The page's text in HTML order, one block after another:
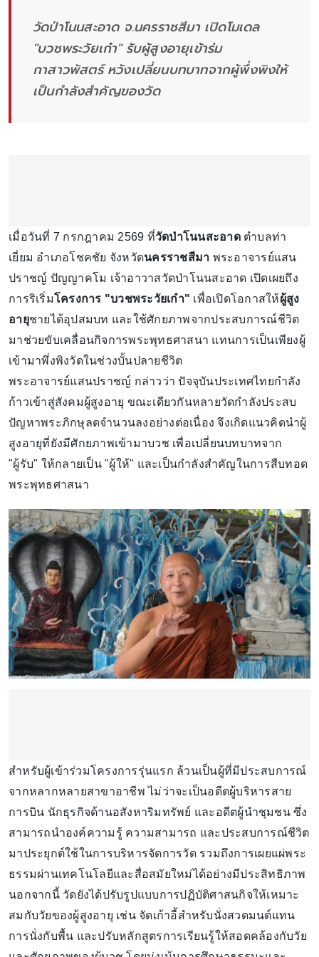
วัดป่าโนนสะอาด จ.นครราชสีมา เปิดโมเดล
"บวชพระวัยเก๋า" รับผู้สูงอายุเข้าร่ม
กาสาวพัสตร์ หวังเปลี่ยนบทบาทจากผู้พึ่งพิงให้
เป็นกำลังสำคัญของวัด
เมื่อวันที่ 7 กรกฎาคม 2569 ที่วัดป่าโนนสะอาดตำบลท่า
เยี่ยม อำเภอโชคชัย จังหวัดนครราชสีมา พระอาจารย์แสน
ปราชญ์ ปัญญาคโม เจ้าอาวาสวัดป่าโนนสะอาด เปิดเผยถึง
การริเริ่มโครงการ "บวชพระวัยเก๋า" เพื่อเปิดโอกาสให้ผู้สูง
อายุชายได้อุปสมบท และใช้ศักยภาพจากประสบการณ์ชีวิต
มาช่วยขับเคลื่อนกิจการพระพุทธศาสนา แทนการเป็นเพียงผู้
เข้ามาพึ่งพิงวัดในช่วงบั้นปลายชีวิต
พระอาจารย์แสนปราชญ์ กล่าวว่า ปัจจุบันประเทศไทยกำลัง
ก้าวเข้าสู่สังคมผู้สูงอายุ ขณะเดียวกันหลายวัดกำลังประสบ
ปัญหาพระภิกษุลดจำนวนลงอย่างต่อเนื่อง จึงเกิดแนวคิดนำผู้
สูงอายุที่ยังมีศักยภาพเข้ามาบวช เพื่อเปลี่ยนบทบาทจาก
"ผู้รับ" ให้กลายเป็น "ผู้ให้" และเป็นกำลังสำคัญในการสืบทอด
พระพุทธศาสนา
สำหรับผู้เข้าร่วมโครงการรุ่นแรก ล้วนเป็นผู้ที่มีประสบการณ์
จากหลากหลายสาขาอาชีพ ไม่ว่าจะเป็นอดีตผู้บริหารสาย
การบิน นักธุรกิจด้านอสังหาริมทรัพย์ และอดีตผู้นำชุมชน ซึ่ง
สามารถนำองค์ความรู้ ความสามารถ และประสบการณ์ชีวิต
มาประยุกต์ใช้ในการบริหารจัดการวัด รวมถึงการเผยแผ่พระ
ธรรมผ่านเทคโนโลยีและสื่อสมัยใหม่ได้อย่างมีประสิทธิภาพ
นอกจากนี้ วัดยังได้ปรับรูปแบบการปฏิบัติศาสนกิจให้เหมาะ
สมกับวัยของผู้สูงอายุ เช่น จัดเก้าอี้สำหรับนั่งสวดมนต์แทน
การนั่งกับพื้น และปรับหลักสูตรการเรียนรู้ให้สอดคล้องกับวัย